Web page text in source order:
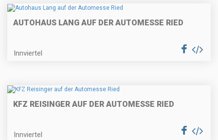
AUTOHAUS LANG AUF DER AUTOMESSE RIED
Innviertel
KFZ REISINGER AUF DER AUTOMESSE RIED
Innviertel